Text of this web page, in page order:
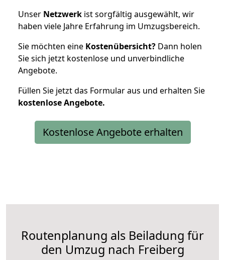
Unser Netzwerk ist sorgfältig ausgewählt, wir
haben viele Jahre Erfahrung im Umzugsbereich.
Sie möchten eine Kostenübersicht? Dann holen
Sie sich jetzt kostenlose und unverbindliche
Angebote.
Füllen Sie jetzt das Formular aus und erhalten Sie
kostenloseAngebote.
Kostenlose Angebote erhalten
Routenplanung als Beiladung für
den Umzug nach Freiberg